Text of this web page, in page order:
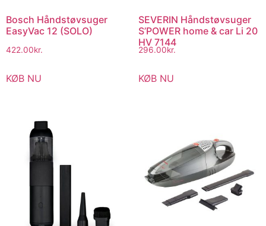
Bosch Håndstøvsuger
EasyVac 12 (SOLO)
422.00kr.
KØB NU
SEVERIN Håndstøvsuger
S’POWER home & car Li 20
HV 7144
296.00kr.
KØB NU